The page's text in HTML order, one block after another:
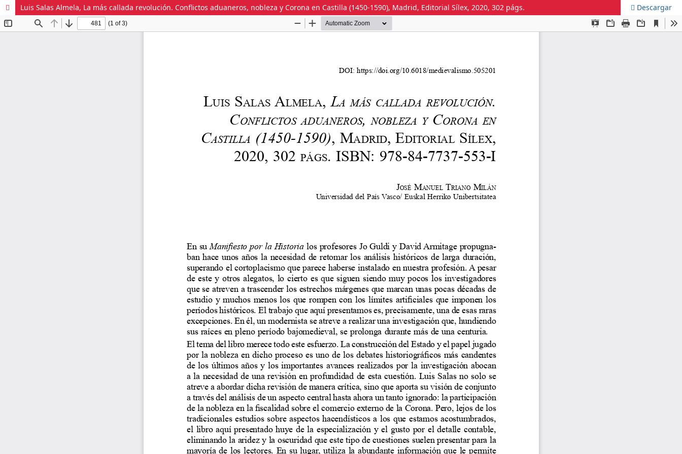
Luis Salas Almela, La más callada revolución. Conflictos aduaneros, nobleza y Corona en Castilla (1450-1590), Madrid, Editorial Sílex, 2020, 302 págs. Descargar